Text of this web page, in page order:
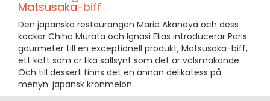
Matsusaka-biff
Den japanska restaurangen Marie Akaneya och dess
kockar Chiho Murata och Ignasi Elias introducerar Paris
gourmeter till en exceptionell produkt, Matsusaka-biff,
ett kött som är lika sällsynt som det är välsmakande.
Och till dessert finns det en annan delikatess på
menyn: japansk kronmelon.